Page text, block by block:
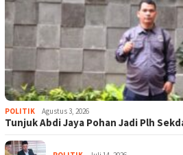
POLITIK Agustus 3, 2026
Tunjuk Abdi Jaya Pohan Jadi Plh